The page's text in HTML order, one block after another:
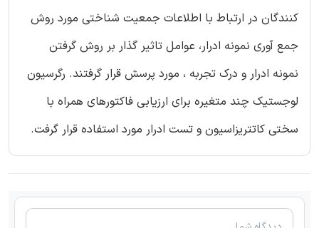
کنندگان در ارتباط با اطلاعات جمعیت شناختی مورد روش
جمع آوری نمونه ادرار، عوامل تاثیر گذار بر روش گرفتن
نمونه ادرار و درک تجربه ، مورد پرسش قرار گرفتند. رگرسیون
لوجستیک چند متغیره برای ارزیابی فاکتورهای همراه با
سختی کاتتریزاسیون و تست ادرار مورد استفاده قرار گرفت.